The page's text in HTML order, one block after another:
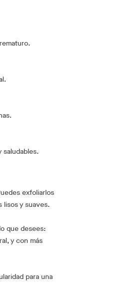
saludables.
exfoliarlos
lisos y suaves.
que desees:
y con más
para una